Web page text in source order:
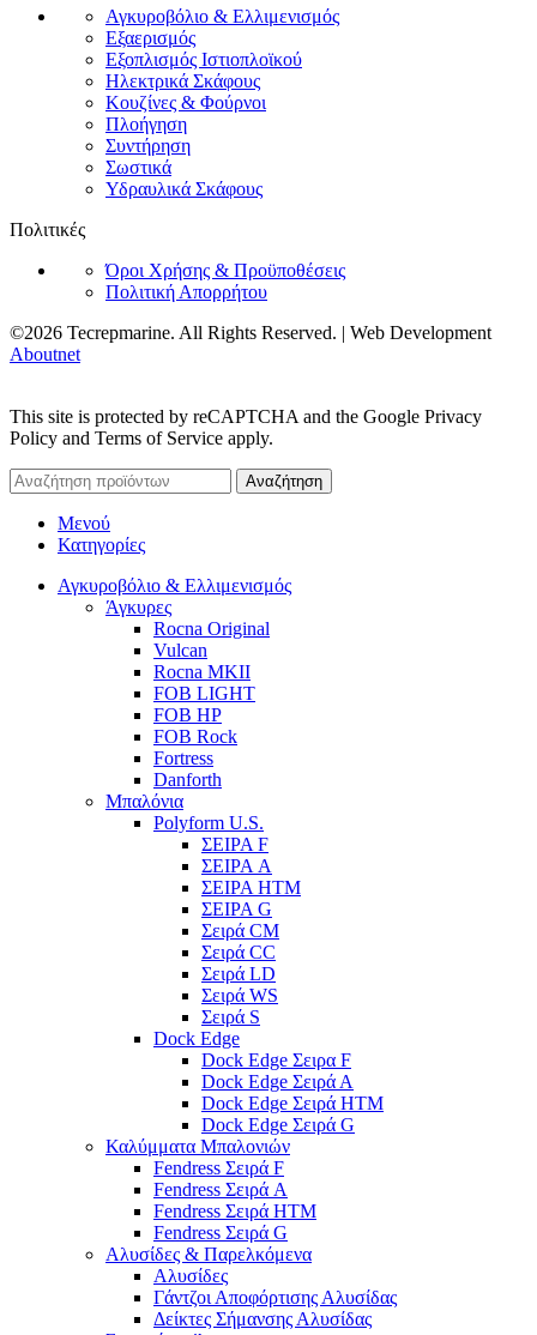
Αγκυροβόλιο & Ελλιμενισμός
Εξαερισμός
Εξοπλισμός Ιστιοπλοϊκού
Ηλεκτρικά Σκάφους
Κουζίνες & Φούρνοι
Πλοήγηση
Συντήρηση
Σωστικά
Υδραυλικά Σκάφους
Πολιτικές
Όροι Χρήσης & Προϋποθέσεις
Πολιτική Απορρήτου
©2026 Tecrepmarine. All Rights Reserved. | Web Development
Aboutnet
This site is protected by reCAPTCHA and the Google Privacy
Policy and Terms of Service apply.
Αναζήτηση
Μενού
Κατηγορίες
Αγκυροβόλιο & Ελλιμενισμός
Άγκυρες
Rocna Original
Vulcan
Rocna MKII
FOB LIGHT
FOB HP
FOB Rock
Fortress
Danforth
Μπαλόνια
Polyform U.S.
ΣΕΙΡΑ F
ΣΕΙΡΑ A
ΣΕΙΡΑ HTM
ΣΕΙΡΑ G
Σειρά CM
Σειρά CC
Σειρά LD
Σειρά WS
Σειρά S
Dock Edge
Dock Edge Σειρα F
Dock Edge Σειρά Α
Dock Edge Σειρά HTM
Dock Edge Σειρά G
Καλύμματα Μπαλονιών
Fendress Σειρά F
Fendress Σειρά A
Fendress Σειρά HTM
Fendress Σειρά G
Αλυσίδες & Παρελκόμενα
Αλυσίδες
Γάντζοι Αποφόρτισης Αλυσίδας
Δείκτες Σήμανσης Αλυσίδας